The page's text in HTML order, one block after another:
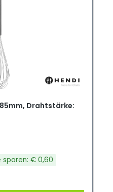
Drahtstärke:
sparen: € 0,60